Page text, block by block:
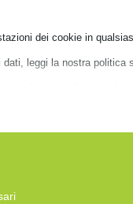
BOMBATA CARTELLA
PETROL
dei cookie in
leggi la nostra politica